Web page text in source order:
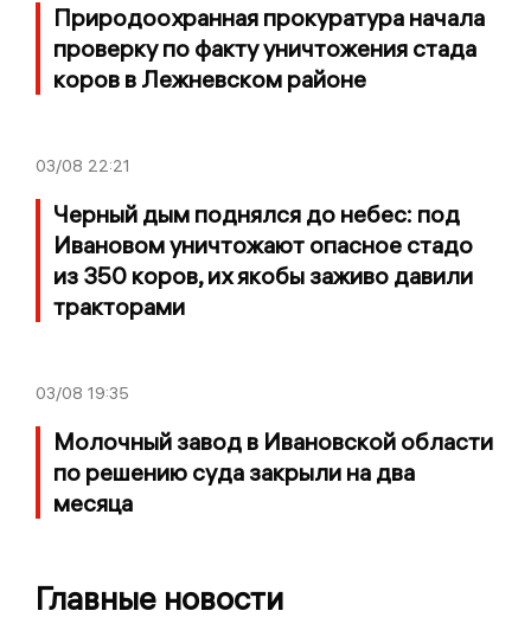
Природоохранная прокуратура начала
проверку по факту уничтожения стада
коров в Лежневском районе
03/08 22:21
Черный дым поднялся до небес: под
Ивановом уничтожают опасное стадо
из 350 коров, их якобы заживо давили
тракторами
03/08 19:35
Молочный завод в Ивановской области
по решению суда закрыли на два
месяца
Главные новости